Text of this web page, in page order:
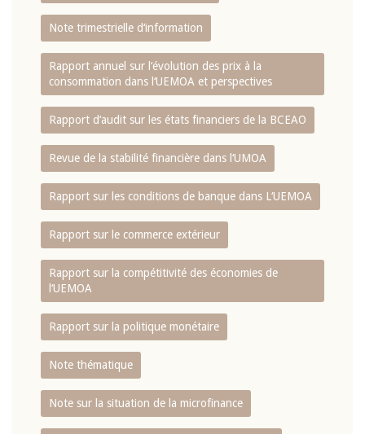
Note trimestrielle d‘information
Rapport annuel sur l‘évolution des prix à la
consommation dans l‘UEMOA et perspectives
Rapport d‘audit sur les états financiers de la BCEAO
Revue de la stabilité financière dans l‘UMOA
Rapport sur les conditions de banque dans L‘UEMOA
Rapport sur le commerce extérieur
Rapport sur la compétitivité des économies de
l‘UEMOA
Rapport sur la politique monétaire
Note thématique
Note sur la situation de la microfinance